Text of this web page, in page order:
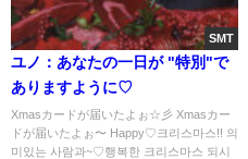
SMT
ユノ：あなたの一日が "特別"で
ありますように♡
Xmasカードが届いたよぉ☆彡 Xmasカー
ドが届いたよぉ〜 Happy♡크리스마스!! 의
미있는 사람과~♡행복한 크리스마스 되시